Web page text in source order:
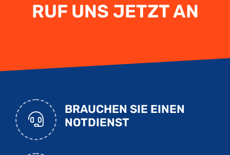
RUF UNS JETZT AN
BRAUCHEN SIE EINEN
NOTDIENST